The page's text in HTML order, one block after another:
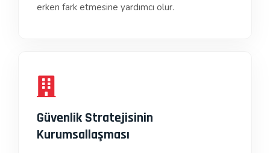
erken fark etmesine yardımcı olur.
Güvenlik Stratejisinin
Kurumsallaşması